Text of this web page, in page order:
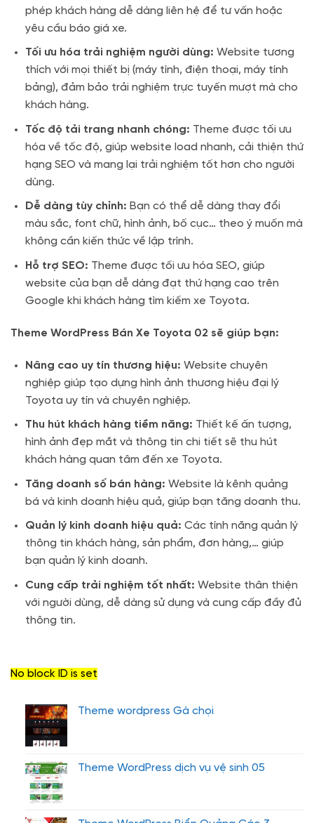
phép khách hàng dễ dàng liên hệ để tư vấn hoặc
yêu cầu báo giá xe.
Tối ưu hóa trải nghiệm người dùng: Website tương
thích với mọi thiết bị (máy tính, điện thoại, máy tính
bảng), đảm bảo trải nghiệm trực tuyến mượt mà cho
khách hàng.
Tốc độ tải trang nhanh chóng: Theme được tối ưu
hóa về tốc độ, giúp website load nhanh, cải thiện thứ
hạng SEO và mang lại trải nghiệm tốt hơn cho người
dùng.
Dễ dàng tùy chỉnh: Bạn có thể dễ dàng thay đổi
màu sắc, font chữ, hình ảnh, bố cục… theo ý muốn mà
không cần kiến thức về lập trình.
Hỗ trợ SEO: Theme được tối ưu hóa SEO, giúp
website của bạn dễ dàng đạt thứ hạng cao trên
Google khi khách hàng tìm kiếm xe Toyota.
Theme WordPress Bán Xe Toyota 02 sẽ giúp bạn:
Nâng cao uy tín thương hiệu: Website chuyên
nghiệp giúp tạo dựng hình ảnh thương hiệu đại lý
Toyota uy tín và chuyên nghiệp.
Thu hút khách hàng tiềm năng: Thiết kế ấn tượng,
hình ảnh đẹp mắt và thông tin chi tiết sẽ thu hút
khách hàng quan tâm đến xe Toyota.
Tăng doanh số bán hàng: Website là kênh quảng
bá và kinh doanh hiệu quả, giúp bạn tăng doanh thu.
Quản lý kinh doanh hiệu quả: Các tính năng quản lý
thông tin khách hàng, sản phẩm, đơn hàng,… giúp
bạn quản lý kinh doanh.
Cung cấp trải nghiệm tốt nhất: Website thân thiện
với người dùng, dễ dàng sử dụng và cung cấp đầy đủ
thông tin.
No block ID is set
Theme wordpress Gà chọi
Theme WordPress dịch vụ vệ sinh 05